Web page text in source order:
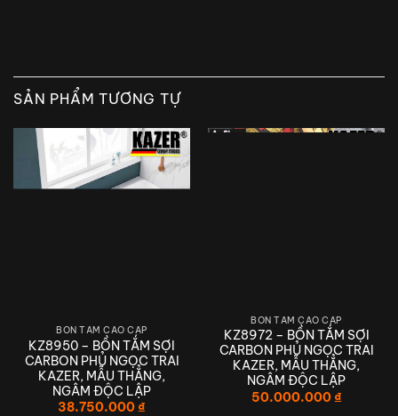
SẢN PHẨM TƯƠNG TỰ
BỒN TẮM CAO CẤP
KZ8950 – BỒN TẮM SỢI
CARBON PHỦ NGỌC TRAI
KAZER, MẪU THẲNG,
NGÂM ĐỘC LẬP
38.750.000₫
BỒN TẮM CAO CẤP
KZ8972 – BỒN TẮM SỢI
CARBON PHỦ NGỌC TRAI
KAZER, MẪU THẲNG,
NGÂM ĐỘC LẬP
50.000.000₫